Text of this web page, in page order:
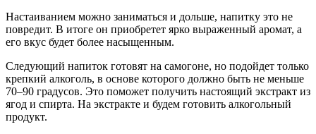
Настаиванием можно заниматься и дольше, напитку это не
повредит. В итоге он приобретет ярко выраженный аромат, а
его вкус будет более насыщенным.
Следующий напиток готовят на самогоне, но подойдет только
крепкий алкоголь, в основе которого должно быть не меньше
70–90 градусов. Это поможет получить настоящий экстракт из
ягод и спирта. На экстракте и будем готовить алкогольный
продукт.